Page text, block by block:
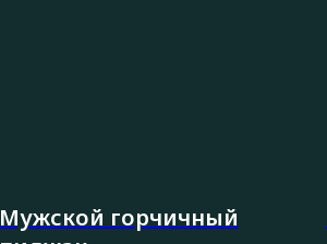
Мужской горчичный